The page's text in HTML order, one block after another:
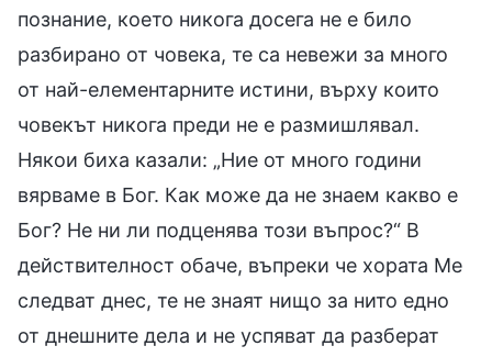
познание, което никога досега не е било
разбирано от човека, те са невежи за много
от най-елементарните истини, върху които
човекът никога преди не е размишлявал.
Някои биха казали: „Ние от много години
вярваме в Бог. Как може да не знаем какво е
Бог? Не ни ли подценява този въпрос?“ В
действителност обаче, въпреки че хората Ме
следват днес, те не знаят нищо за нито едно
от днешните дела и не успяват да разберат